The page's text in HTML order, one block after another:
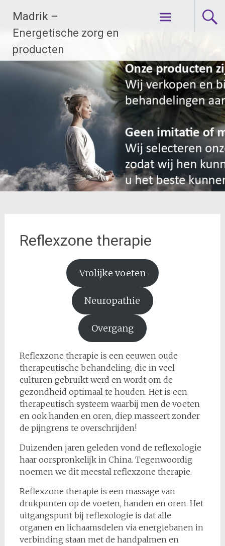
naarMadrik –
Energetische zorg en
producten
Reflexzone therapie
Vrolijke voeten
Neuropathie
Overgang
Reflexzone therapie is een eeuwen oude
therapeutische behandeling, die in veel
culturen gebruikt werd en wordt om de
gezondheid optimaal te houden. Het is een
therapeutisch systeem waarbij men de voeten
en ook handen en oren, diep masseert zonder
de pijngrens te overschrijden!
Duizenden jaren geleden vond de reflexologie
haar oorspronkelijk in China. Tegenwoordig
noemen we dit meestal reflexzone therapie.
Reflexzone therapie is een massage van
drukpunten op de voeten, handen en oren. Het
uitgangspunt bij reflexologie is dat alle
organen en lichaamsdelen via energiebanen in
verbinding staan met de handpalmen en